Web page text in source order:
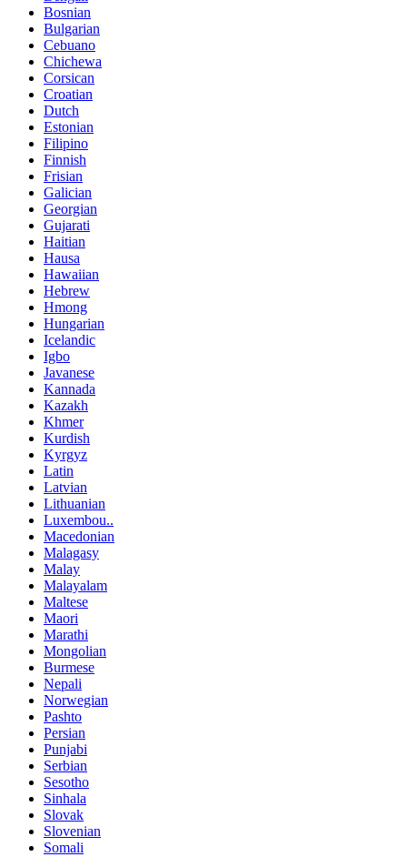
Bosnian
Bulgarian
Cebuano
Chichewa
Corsican
Croatian
Dutch
Estonian
Filipino
Finnish
Frisian
Galician
Georgian
Gujarati
Haitian
Hausa
Hawaiian
Hebrew
Hmong
Hungarian
Icelandic
Igbo
Javanese
Kannada
Kazakh
Khmer
Kurdish
Kyrgyz
Latin
Latvian
Lithuanian
Luxembou..
Macedonian
Malagasy
Malay
Malayalam
Maltese
Maori
Marathi
Mongolian
Burmese
Nepali
Norwegian
Pashto
Persian
Punjabi
Serbian
Sesotho
Sinhala
Slovak
Slovenian
Somali